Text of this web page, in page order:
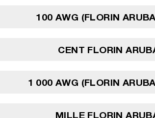
100 AWG (FLORIN
CENT FLORIN
1 000 AWG (FLORIN
MILLE FLORIN